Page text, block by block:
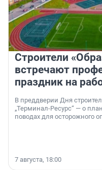
Строители
встречают
праздник на
В преддверии Дня
„Терминал-Ресурс“ — о
поводах для осторожного
7 августа, 18:00